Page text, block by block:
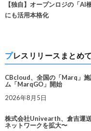
【独自】オープンロジの「
にも活用本格化
プレスリリースまとめ
CBcloud、全国の「Marq」
ム「MarqGO」開始
2026年8月5日
株式会社Univearth、倉吉運
ネットワークを拡大〜